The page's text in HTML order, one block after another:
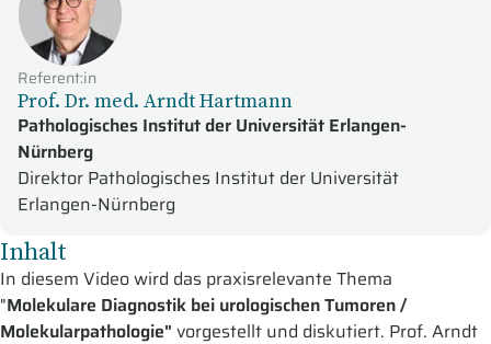
Referent:in
Prof. Dr. med. Arndt Hartmann
Pathologisches Institut der Universität Erlangen-
Nürnberg
Direktor Pathologisches Institut der Universität
Erlangen-Nürnberg
Inhalt
In diesem Video wird das praxisrelevante Thema
"Molekulare Diagnostik bei urologischen Tumoren /
Molekularpathologie" vorgestellt und diskutiert. Prof. Arndt